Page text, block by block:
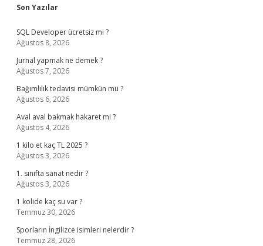
Sidebar
Son Yazılar
SQL Developer ücretsiz mi ?
Ağustos 8, 2026
Jurnal yapmak ne demek ?
Ağustos 7, 2026
Bağımlılık tedavisi mümkün mü ?
Ağustos 6, 2026
Aval aval bakmak hakaret mi ?
Ağustos 4, 2026
1 kilo et kaç TL 2025 ?
Ağustos 3, 2026
1. sınıfta sanat nedir ?
Ağustos 3, 2026
1 kolide kaç su var ?
Temmuz 30, 2026
Sporların İngilizce isimleri nelerdir ?
Temmuz 28, 2026